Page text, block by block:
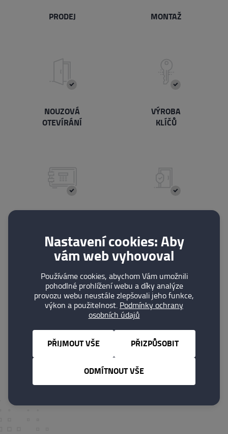
PRODEJ MONTAŽ
NOUZOVÁ
OTEVÍRÁNÍ
VÝROBA
KLÍČŮ
SYSTÉMY EZS
Nastavení cookies: Aby
vám web vyhovoval
Používáme cookies, abychom Vám umožnili
pohodlné prohlížení webu a díky analýze
provozu webu neustále zlepšovali jeho funkce,
výkon a použitelnost.Podmínky ochrany
osobních údajů
PŘIZPŮSOBIT
ODMÍTNOUT VŠE
PŘIJMOUT VŠE